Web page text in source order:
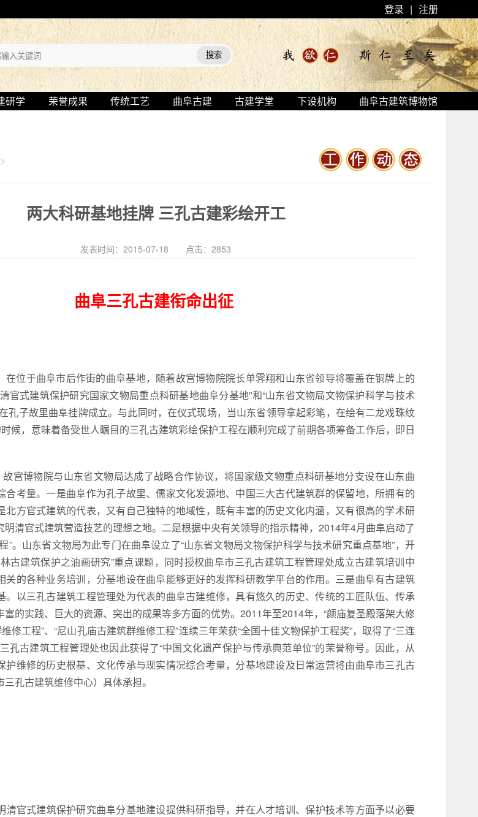
登录 | 注册
研学 荣誉成果 传统工艺 曲阜古建 古建学堂 下设机构 曲阜古建筑博物馆
两大科研基地挂牌 三孔古建彩绘开工
发表时间：2015-07-18 点击：2853
曲阜三孔古建衔命出征
位于曲阜市后作街的曲阜基地，随着故宫博物院院长单霁翔和山东省领导将覆盖在铜牌上的
官式建筑保护研究国家文物局重点科研基地曲阜分基地”和“山东省文物局文物保护科学与技术
孔子故里曲阜挂牌成立。与此同时，在仪式现场，当山东省领导拿起彩笔，在绘有二龙戏珠纹
时候，意味着备受世人瞩目的三孔古建筑彩绘保护工程在顺利完成了前期各项筹备工作后，即日
宫博物院与山东省文物局达成了战略合作协议，将国家级文物重点科研基地分支设在山东曲
合考量。一是曲阜作为孔子故里、儒家文化发源地、中国三大古代建筑群的保留地，所拥有的
北方官式建筑的代表，又有自己独特的地域性，既有丰富的历史文化内涵，又有很高的学术研
明清官式建筑营造技艺的理想之地。二是根据中央有关领导的指示精神，2014年4月曲阜启动了
”。山东省文物局为此专门在曲阜设立了“山东省文物局文物保护科学与技术研究重点基地”，开
古建筑保护之油画研究”重点课题，同时授权曲阜市三孔古建筑工程管理处成立古建筑培训中
关的各种业务培训，分基地设在曲阜能够更好的发挥科研教学平台的作用。三是曲阜有古建筑
。以三孔古建筑工程管理处为代表的曲阜古建维修，具有悠久的历史、传统的工匠队伍、传承
富的实践、巨大的资源、突出的成果等多方面的优势。2011年至2014年，“颜庙复圣殿落架大修
修工程”、“尼山孔庙古建筑群维修工程”连续三年荣获“全国十佳文物保护工程奖”，取得了“三连
孔古建筑工程管理处也因此获得了“中国文化遗产保护与传承典范单位”的荣誉称号。因此，从
护维修的历史根基、文化传承与现实情况综合考量，分基地建设及日常运营将由曲阜市三孔古
孔古建筑维修中心）具体承担。
官式建筑保护研究曲阜分基地建设提供科研指导，并在人才培训、保护技术等方面予以必要